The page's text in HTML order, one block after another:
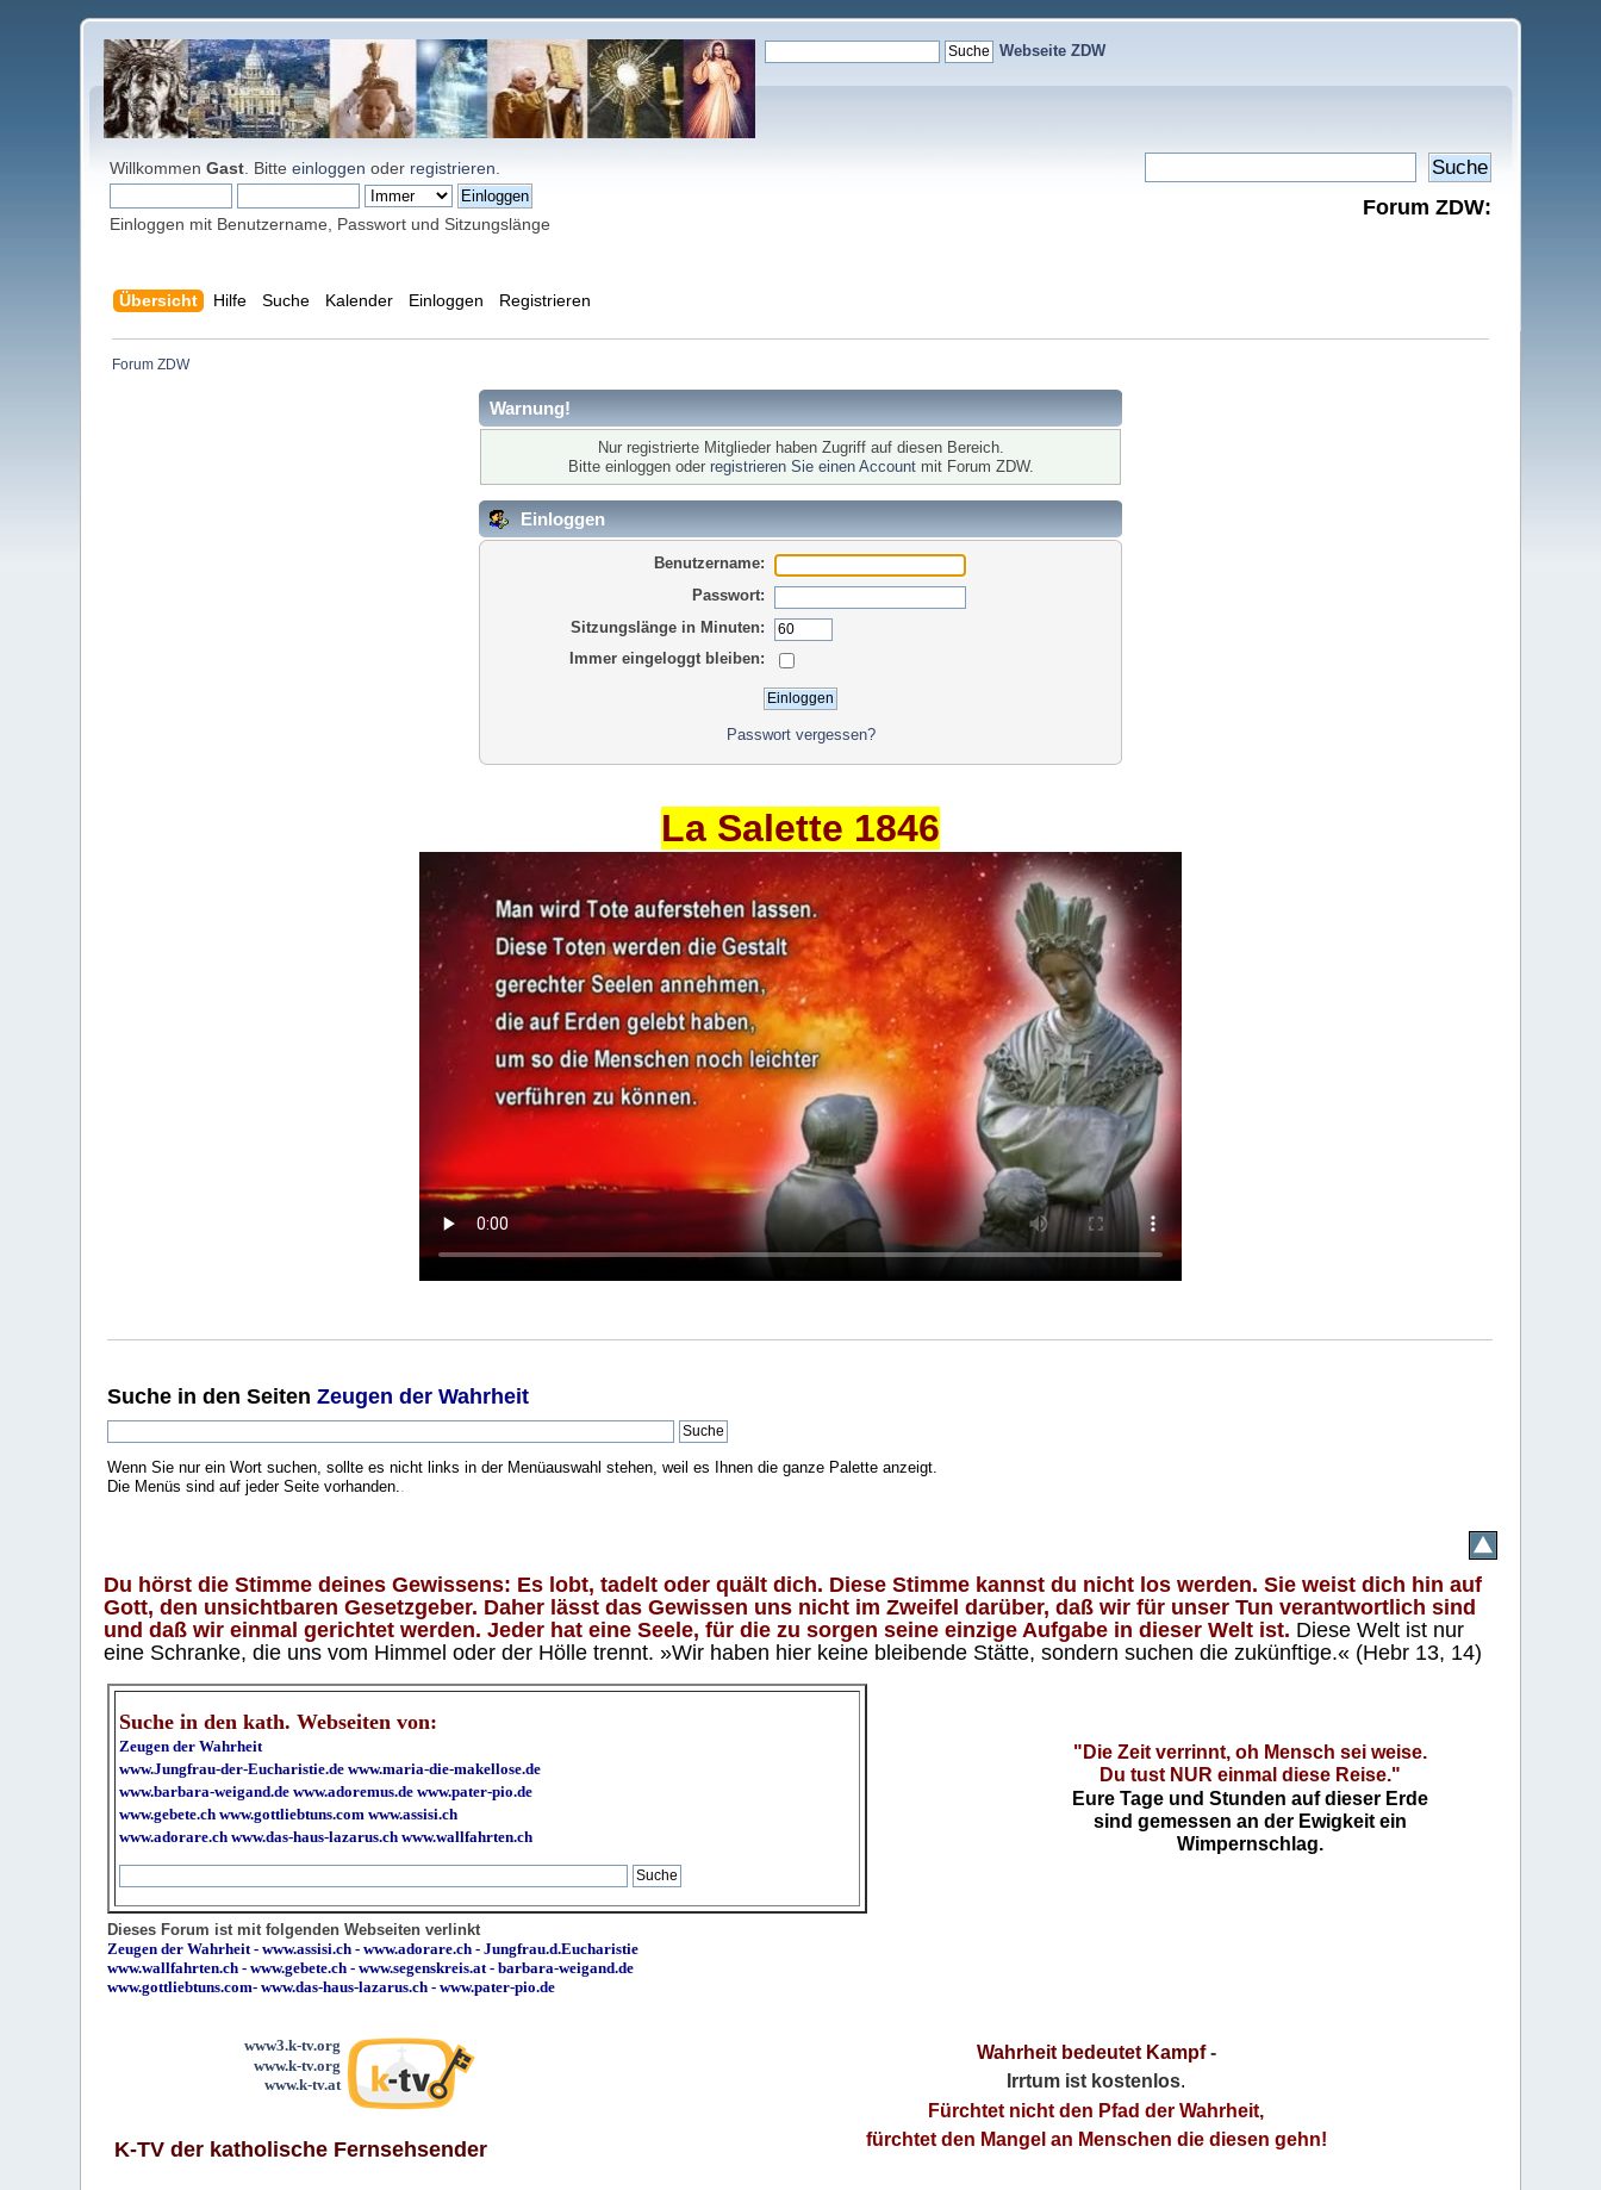
Webseite ZDW
WillkommenGast . Bitteeinloggen oder registrieren
Einloggen mit Benutzername, Passwort und Sitzungslänge
Forum ZDW:
Übersicht Hilfe Suche Kalender Einloggen Registrieren
Forum ZDW
Warnung!
Nur registrierte Mitglieder haben Zugriff auf diesen Bereich.
Bitte einloggen oder registrieren Sie einen Accountmit Forum ZDW.
Einloggen
Benutzername:
Passwort:
Sitzungslänge in Minuten:
Immer eingeloggt bleiben:
Passwort vergessen?
La Salette 1846
Suche in den SeitenZeugen der Wahrheit
Wenn Sie nur ein Wort suchen, sollte es nicht links in der Menüauswahl stehen, weil es Ihnen die ganze Palette anzeigt.
Die Menüs sind auf jeder Seite vorhanden..
Du hörst die Stimme deines Gewissens: Es lobt, tadelt oder quält dich. Diese Stimme kannst du nicht los werden. Sie weist dich hin auf
Gott, den unsichtbaren Gesetzgeber. Daher lässt das Gewissen uns nicht im Zweifel darüber, daß wir für unser Tun verantwortlich sind
und daß wir einmal gerichtet werden. Jeder hat eine Seele, für die zu sorgen seine einzige Aufgabe in dieser Welt ist. Diese Welt ist nur
eine Schranke, die uns vom Himmel oder der Hölle trennt. »Wir haben hier keine bleibende Stätte, sondern suchen die zukünftige.« (Hebr 13, 14)
Suche in den kath. Webseiten von:
Zeugen der Wahrheit
www.Jungfrau-der-Eucharistie.de www.maria-die-makellose.de
www.barbara-weigand.de www.adoremus.de www.pater-pio.de
www.gebete.ch www.gottliebtuns.com www.assisi.ch
www.adorare.ch www.das-haus-lazarus.ch www.wallfahrten.ch
"Die Zeit verrinnt, oh Mensch sei weise.
Du tust NUR einmal diese Reise."
Eure Tage und Stunden auf dieser Erde
sind gemessen an der Ewigkeit ein
Wimpernschlag.
Dieses Forum ist mit folgenden Webseiten verlinkt
Zeugen der Wahrheit-www.assisi.ch -www.adorare.ch -Jungfrau.d.Eucharistie
www.wallfahrten.ch -www.gebete.ch -www.segenskreis.at-barbara-weigand.de
www.gottliebtuns.com-www.das-haus-lazarus.ch - www.pater-pio.de
www3.k-tv.org
www.k-tv.org
www.k-tv.at
K-TV der katholische Fernsehsender
Wahrheit bedeutet Kampf-
Irrtum ist kostenlos.
Fürchtet nicht den Pfad der Wahrheit,
fürchtet den Mangel an Menschen die diesen gehn!